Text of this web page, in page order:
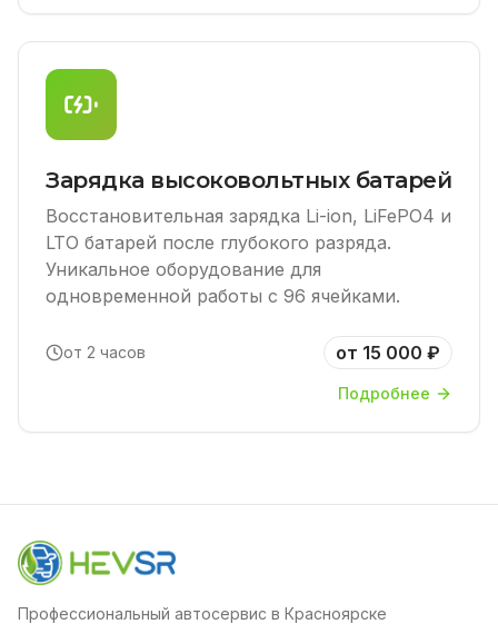
Зарядка высоковольтных батарей
Восстановительная зарядка Li-ion, LiFePO4 и
LTO батарей после глубокого разряда.
Уникальное оборудование для
одновременной работы с 96 ячейками.
от 2 часов от 15 000 ₽
Подробнее
Профессиональный автосервис в Красноярске